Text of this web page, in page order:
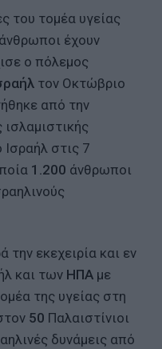
του τομέα υγείας
άνθρωποι έχουν
ο πόλεμος
τον Οκτώβριο
από την
στις 7
1.200 άνθρωποι
την εκεχειρία και εν
και των ΗΠΑ με
της υγείας στη
50 Παλαιστίνιοι
δυνάμεις από